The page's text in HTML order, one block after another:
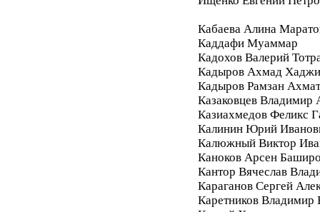
Кабаева Алина
Каддафи Муаммар
Кадохов Валерий
Кадыров Ахмад Хаджи
Кадыров Рамзан
Казаковцев Владимир
Казиахмедов Феликс
Калинин Юрий
Калюжный Виктор
Каноков Арсен
Кантор Вячеслав
Караганов Сергей
Каретников Владимир